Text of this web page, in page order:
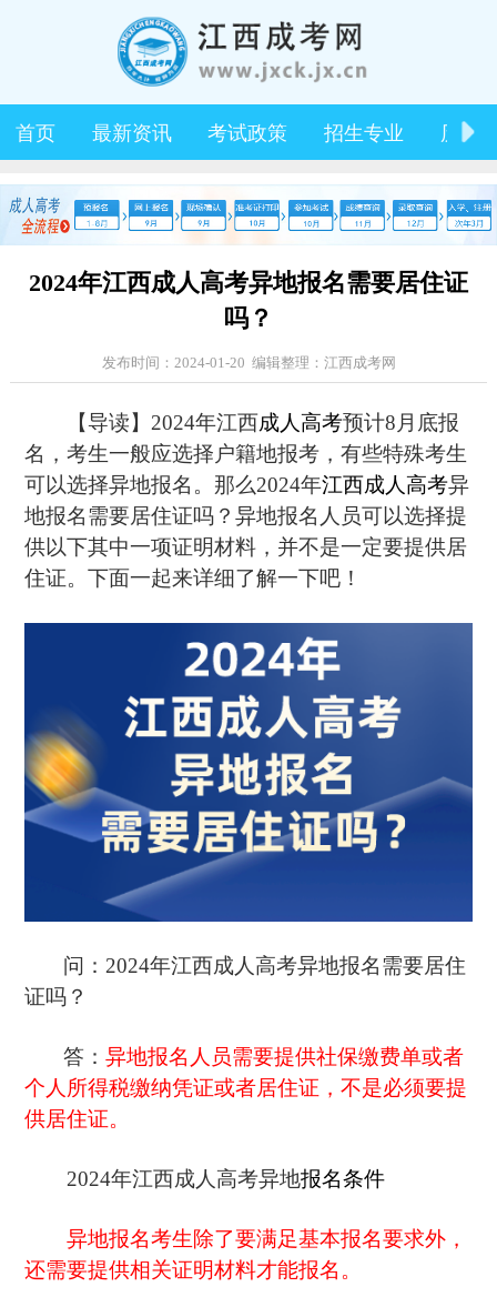
首页 最新资讯 考试政策 招生专业 历年
2024年江西成人高考异地报名需要居住证
吗？
发布时间：2024-01-20 编辑整理：江西成考网
【导读】2024年江西成人高考预计8月底报
名，考生一般应选择户籍地报考，有些特殊考生
可以选择异地报名。那么2024年江西成人高考异
地报名需要居住证吗？异地报名人员可以选择提
供以下其中一项证明材料，并不是一定要提供居
住证。下面一起来详细了解一下吧！
问：2024年江西成人高考异地报名需要居住
证吗？
答：异地报名人员需要提供社保缴费单或者
个人所得税缴纳凭证或者居住证，不是必须要提
供居住证。
2024年江西成人高考异地报名条件
异地报名考生除了要满足基本报名要求外，
还需要提供相关证明材料才能报名。